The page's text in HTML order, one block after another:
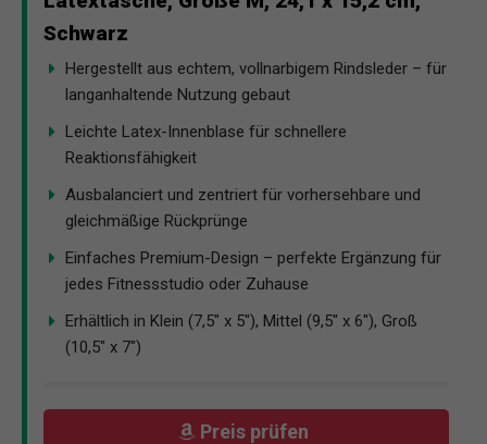
Schwarz
Hergestellt aus echtem, vollnarbigem Rindsleder – für
langanhaltende Nutzung gebaut
Leichte Latex-Innenblase für schnellere
Reaktionsfähigkeit
Ausbalanciert und zentriert für vorhersehbare und
gleichmäßige Rückprünge
Einfaches Premium-Design – perfekte Ergänzung für
jedes Fitnessstudio oder Zuhause
Erhältlich in Klein (7,5" x 5"), Mittel (9,5" x 6"), Groß
(10,5" x 7")
Preis prüfen